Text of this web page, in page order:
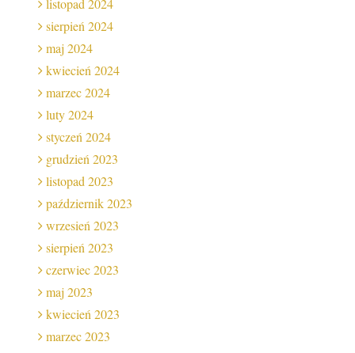
listopad 2024
sierpień 2024
maj 2024
kwiecień 2024
marzec 2024
luty 2024
styczeń 2024
grudzień 2023
listopad 2023
październik 2023
wrzesień 2023
sierpień 2023
czerwiec 2023
maj 2023
kwiecień 2023
marzec 2023